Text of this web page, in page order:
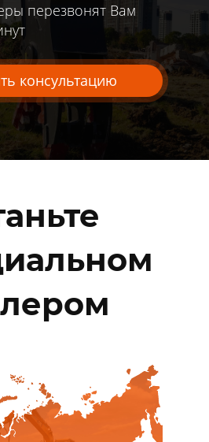
перезвонят Вам
консультацию